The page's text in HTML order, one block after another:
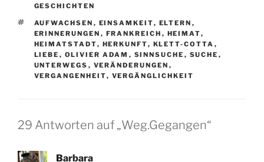
GESCHICHTEN
SCHLAGWÖRTER
AUFWACHSEN , EINSAMKEIT, ELTERN ,
ERINNERUNGEN , FRANKREICH , HEIMAT,
HEIMATSTADT, HERKUNFT, KLETT-COTTA ,
LIEBE , OLIVIER ADAM , SINNSUCHE , SUCHE ,
UNTERWEGS , VERÄNDERUNGEN ,
VERGANGENHEIT, VERGÄNGLICHKEIT
29 Antworten auf „Weg.Gegangen“
Barbara